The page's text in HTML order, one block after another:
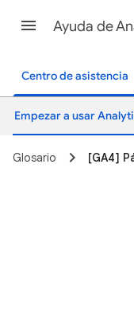
Ayuda de
Centro de asistencia
Empezar a usar
Glosario [GA4]